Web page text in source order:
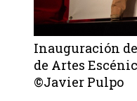
Inauguración
de Artes
©Javier Pulpo